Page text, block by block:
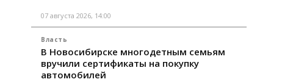
07 августа 2026, 14:00
Власть
В Новосибирске многодетным семьям
вручили сертификаты на покупку
автомобилей